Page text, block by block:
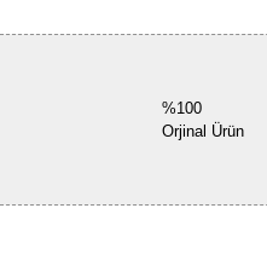
%100
Orjinal Ürün